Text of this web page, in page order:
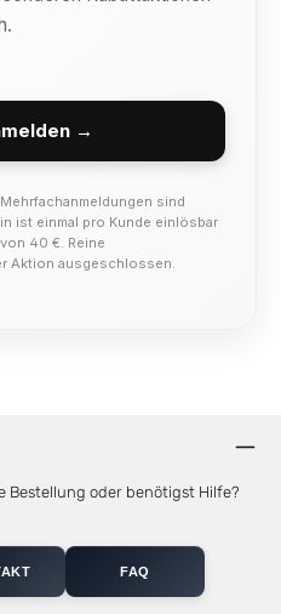
→
sind
ist einmal pro Kunde einlösbar
40 €. Reine
Aktion ausgeschlossen.
Bestellung oder benötigst Hilfe?
FAQ